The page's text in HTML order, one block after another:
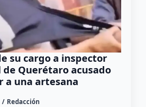
su cargo a inspector
Querétaro acusado
a una artesana
Redacción